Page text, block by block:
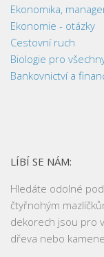
Ekonomika,
Ekonomie - otázky
Cestovní ruch
Biologie pro
Bankovnictví a
LÍBÍ SE NÁM:
Hledáte odolné
čtyřnohým
dekorech jsou pro
dřeva nebo